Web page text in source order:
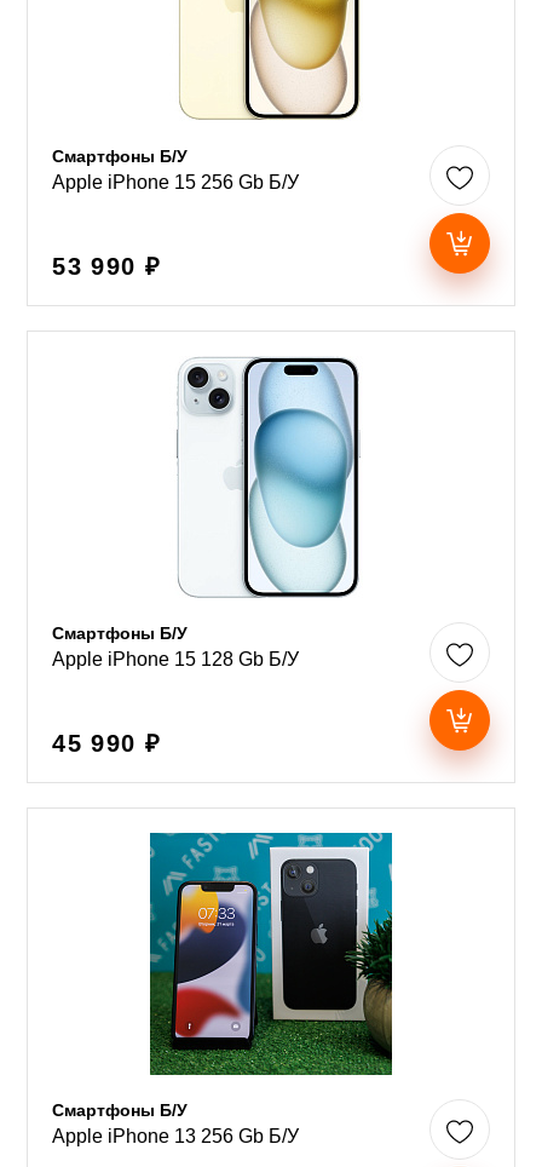
Смартфоны Б/У
Apple iPhone 15 256 Gb Б/У
53 990 ₽
Смартфоны Б/У
Apple iPhone 15 128 Gb Б/У
45 990 ₽
Смартфоны Б/У
Apple iPhone 13 256 Gb Б/У